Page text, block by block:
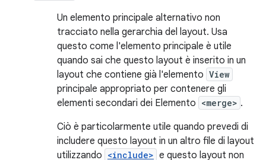
Un elemento principale alternativo non
tracciato nella gerarchia del layout. Usa
questo come l'elemento principale è utile
quando sai che questo layout è inserito in un
layout che contiene già l'elemento View
principale appropriato per contenere gli
elementi secondari dei Elemento <merge> .
Ciò è particolarmente utile quando prevedi di
includere questo layout in un altro file di layout
utilizzando <include> e questo layout non